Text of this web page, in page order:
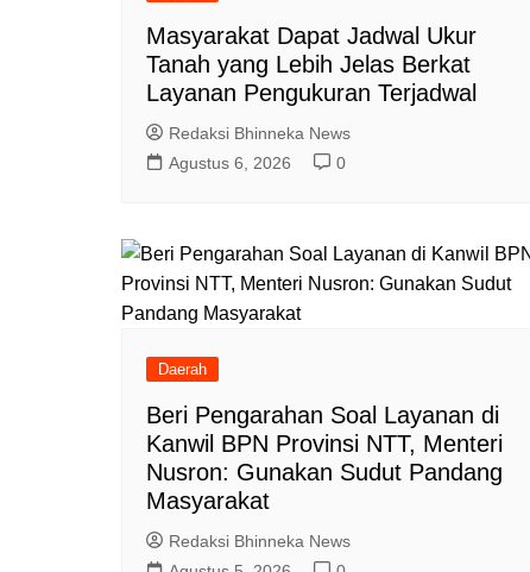
Masyarakat Dapat Jadwal Ukur
Tanah yang Lebih Jelas Berkat
Layanan Pengukuran Terjadwal
Redaksi Bhinneka News
Agustus 6, 2026
0
Daerah
Beri Pengarahan Soal Layanan di
Kanwil BPN Provinsi NTT, Menteri
Nusron: Gunakan Sudut Pandang
Masyarakat
Redaksi Bhinneka News